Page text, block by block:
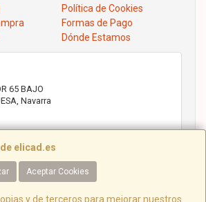
elicad.es
Aceptar Cookies
y de terceros para mejorar nuestros
Política de Cookies
Formas de Pago
Dónde Estamos
65 BAJO
Navarra
a 20:00 Sábados 10.00 a 14.00